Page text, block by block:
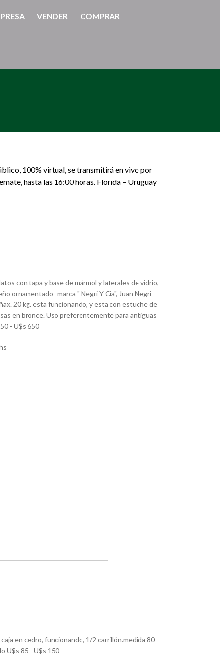
VENDER COMPRAR
100% virtual, se transmitirá en vivo por
hasta las 16:00 horas. Florida – Uruguay
con tapa y base de mármol y laterales de vidrio,
ornamentado , marca " Negri Y Cia", Juan Negri -
20 kg. esta funcionando, y esta con estuche de
en bronce. Uso preferentemente para antiguas
- U$s 650
en cedro, funcionando, 1/2 carrillón.medida 80
U$s 85 - U$s 150